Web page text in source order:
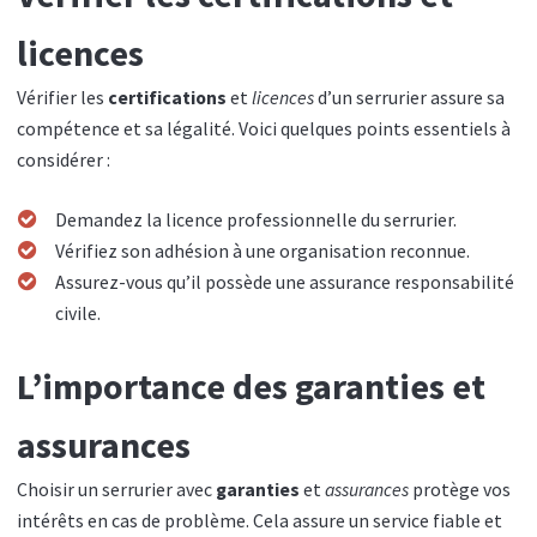
licences
Vérifier les certifications etlicencesd’un serrurier assure sa
compétence et sa légalité. Voici quelques points essentiels à
considérer :
Demandez la licence professionnelle du serrurier.
Vérifiez son adhésion à une organisation reconnue.
Assurez-vous qu’il possède une assurance responsabilité
civile.
L’importance des garanties et
assurances
Choisir un serrurier avec garanties etassurances protège vos
intérêts en cas de problème. Cela assure un service fiable et